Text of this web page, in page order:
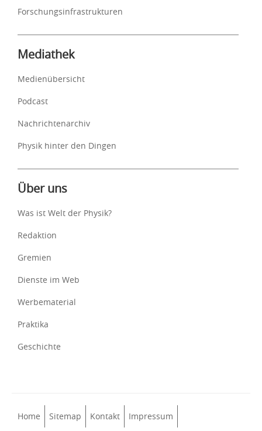
Forschungsinfrastrukturen
Mediathek
Medienübersicht
Podcast
Nachrichtenarchiv
Physik hinter den Dingen
Über uns
Was ist Welt der Physik?
Redaktion
Gremien
Dienste im Web
Werbematerial
Praktika
Geschichte
Home Sitemap Kontakt Impressum